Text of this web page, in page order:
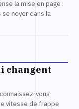
la mise en page :
noyer dans la
changent
vous
vitesse de frappe